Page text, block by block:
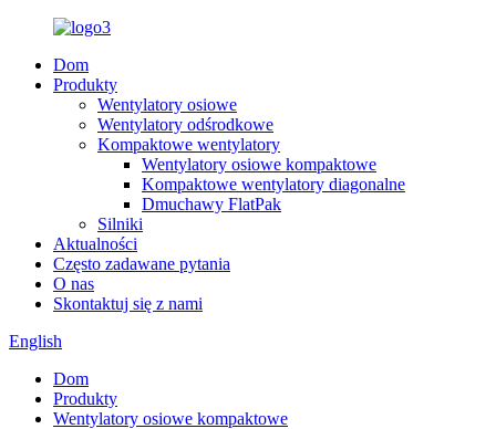
Dom
Produkty
Wentylatory osiowe
Wentylatory odśrodkowe
Kompaktowe wentylatory
Wentylatory osiowe kompaktowe
Kompaktowe wentylatory diagonalne
Dmuchawy FlatPak
Silniki
Aktualności
Często zadawane pytania
O nas
Skontaktuj się z nami
English
Dom
Produkty
Wentylatory osiowe kompaktowe